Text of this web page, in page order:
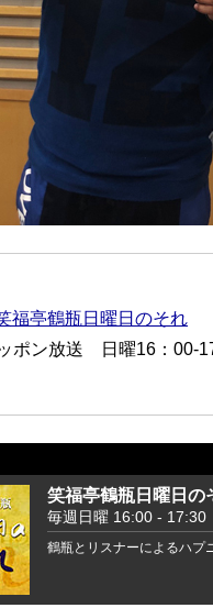
福亭鶴瓶日曜日のそれ
ポン放送 日曜16：00-
笑福亭鶴瓶日曜日の
毎週日曜 16:00 - 17:30
鶴瓶とリスナーによるハプ